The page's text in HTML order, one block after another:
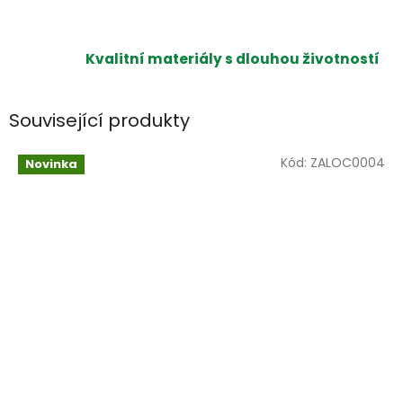
Kvalitní materiály s dlouhou životností
Související produkty
Novinka Kód: ZALOC0004